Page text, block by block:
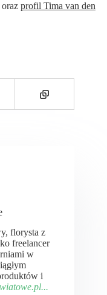
oraz profil Tima van den
florysta z
freelancer
w
i